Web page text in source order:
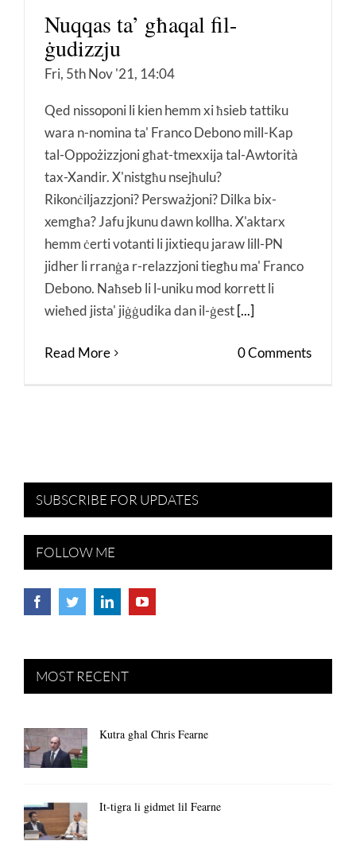
Nuqqas ta’ għaqal fil-
ġudizzju
Fri, 5th Nov '21, 14:04
Qed nissoponi li kien hemm xi ħsieb tattiku
wara n-nomina ta' Franco Debono mill-Kap
tal-Oppożizzjoni għat-tmexxija tal-Awtorità
tax-Xandir. X'nistgħu nsejħulu?
Rikonċiljazzjoni? Persważjoni? Dilka bix-
xemgħa? Jafu jkunu dawn kollha. X'aktarx
hemm ċerti votanti li jixtiequ jaraw lill-PN
jidher li rranġa r-relazzjoni tiegħu ma' Franco
Debono. Naħseb li l-uniku mod korrett li
wieħed jista' jiġġudika dan il-ġest [...]
Read More 0 Comments
SUBSCRIBE FOR UPDATES
FOLLOW ME
MOST RECENT
Kutra għal Chris Fearne
It-tigra li gidmet lil Fearne